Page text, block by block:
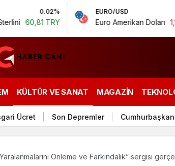
TRY
EURO/USD
Euro Amerikan Doları 1,18 TRY
KÜLTÜR VE SANAT MAGAZIN
Ücret Son Depremler
Önleme ve Farkındalık” sergisi